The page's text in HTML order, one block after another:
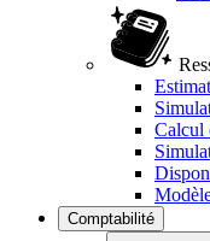
Calcul
Comptabilité